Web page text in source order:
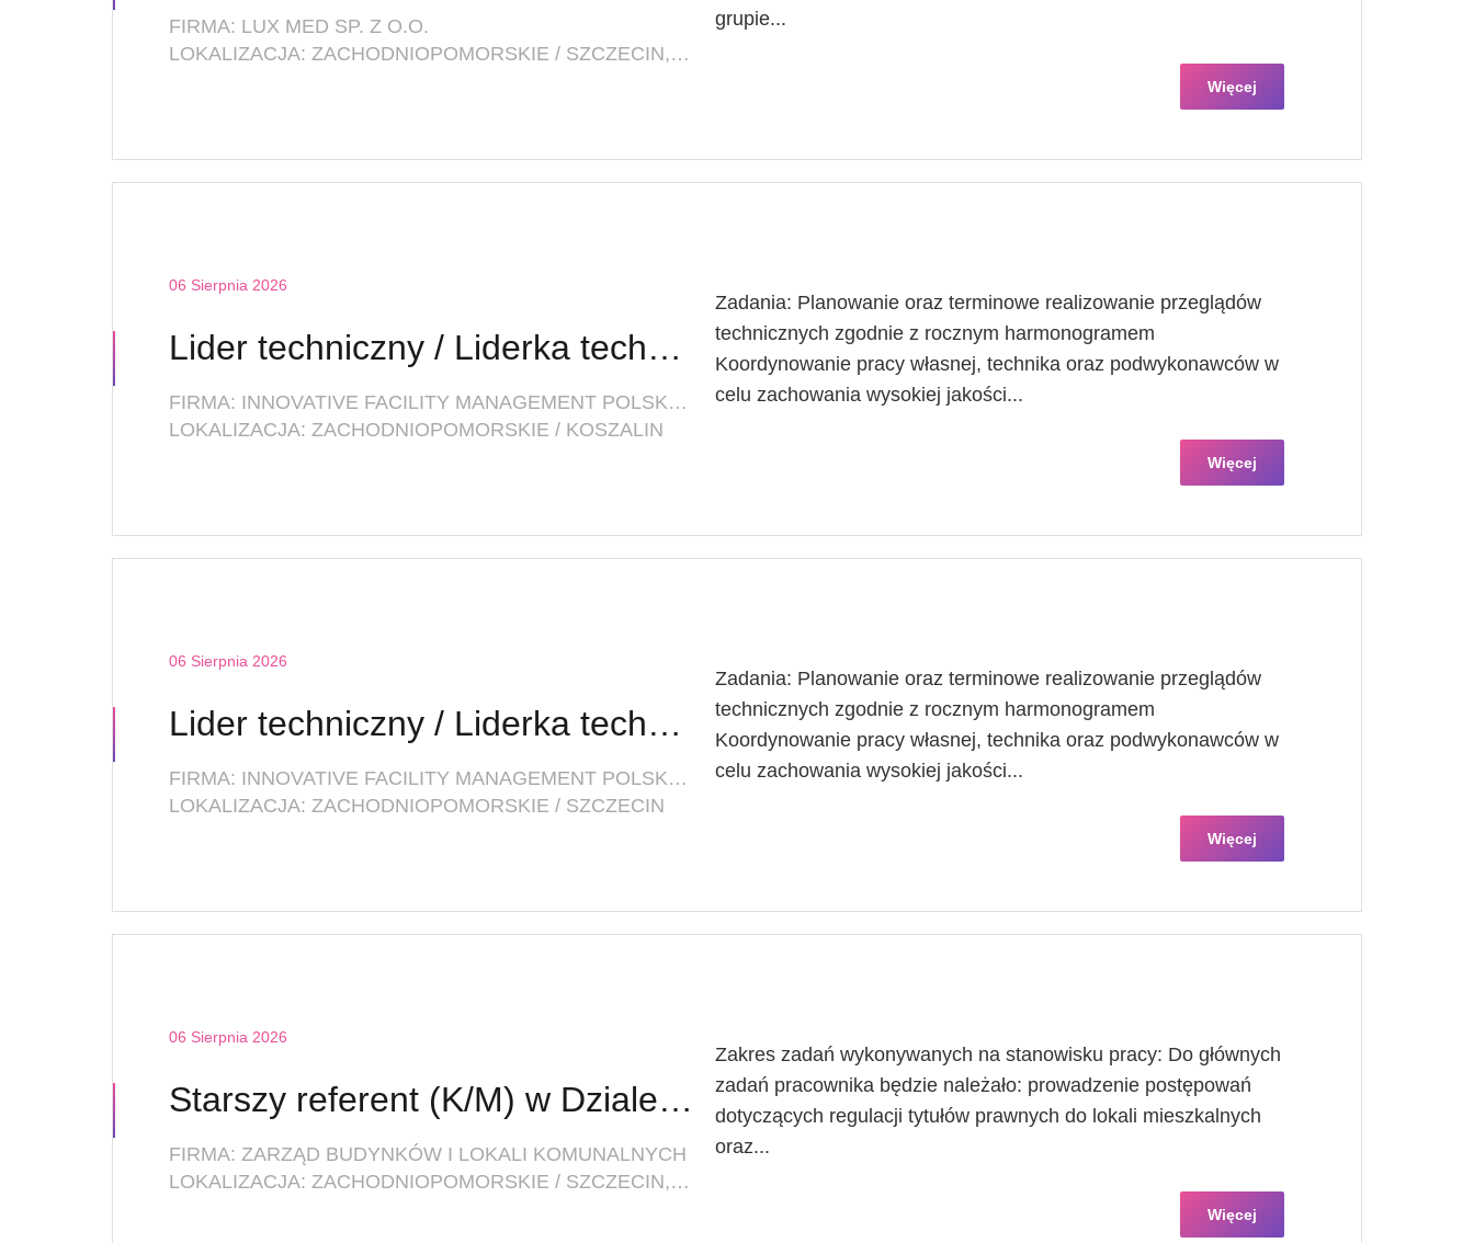
FIRMA: LUX MED SP. Z O.O.
LOKALIZACJA: ZACHODNIOPOMORSKIE / SZCZECIN, UL. MICKIEWICZA 128A
grupie...
Więcej
06 Sierpnia 2026
Lider techniczny / Liderka techniczna
FIRMA: INNOVATIVE FACILITY MANAGEMENT POLSKA SP. Z O. O.
LOKALIZACJA: ZACHODNIOPOMORSKIE / KOSZALIN
Zadania: Planowanie oraz terminowe realizowanie przeglądów
technicznych zgodnie z rocznym harmonogramem
Koordynowanie pracy własnej, technika oraz podwykonawców w
celu zachowania wysokiej jakości...
Więcej
06 Sierpnia 2026
Lider techniczny / Liderka techniczna
FIRMA: INNOVATIVE FACILITY MANAGEMENT POLSKA SP. Z O. O.
LOKALIZACJA: ZACHODNIOPOMORSKIE / SZCZECIN
Zadania: Planowanie oraz terminowe realizowanie przeglądów
technicznych zgodnie z rocznym harmonogramem
Koordynowanie pracy własnej, technika oraz podwykonawców w
celu zachowania wysokiej jakości...
Więcej
06 Sierpnia 2026
Starszy referent (K/M) w Dziale Windykacji i Regulacji Stanów Prawnych Zasobów Mieszkalnych
FIRMA: ZARZĄD BUDYNKÓW I LOKALI KOMUNALNYCH
LOKALIZACJA: ZACHODNIOPOMORSKIE / SZCZECIN, UL. MARIACKA 25
Zakres zadań wykonywanych na stanowisku pracy: Do głównych
zadań pracownika będzie należało: prowadzenie postępowań
dotyczących regulacji tytułów prawnych do lokali mieszkalnych
oraz...
Więcej